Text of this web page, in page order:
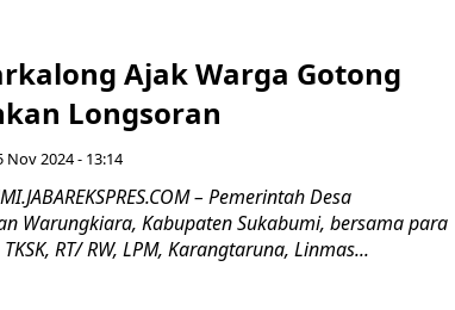
Ajak Warga Gotong
Longsoran
Nov 2024 - 13:14
– Pemerintah Desa
Warungkiara, Kabupaten Sukabumi, bersama para
RT/ RW, LPM, Karangtaruna, Linmas...